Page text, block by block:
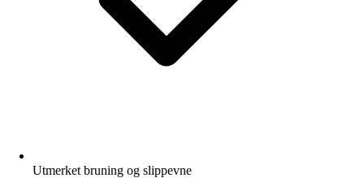
Utmerket bruning og slippevne